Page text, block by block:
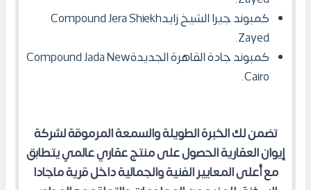
كمبوند جيرا الشيخ زايدCompound Jera Shiekh
Zayed.
كمبوند جادة القاهرة الجديدةCompound Jada New
Cairo.
تضمن لك الخبرة الطويلة والسمعة المرموقة لشركة
إيوان العقارية الحصول على منتج عقاري عالمي يتطابق
مع أعلى المعايير الفنية والجمالية داخل قرية ماجادا